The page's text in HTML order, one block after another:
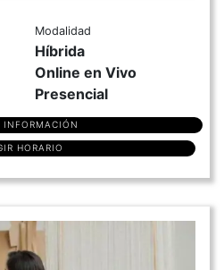
Modalidad
Híbrida
Online en Vivo
Presencial
INFORMACIÓN
HORARIO